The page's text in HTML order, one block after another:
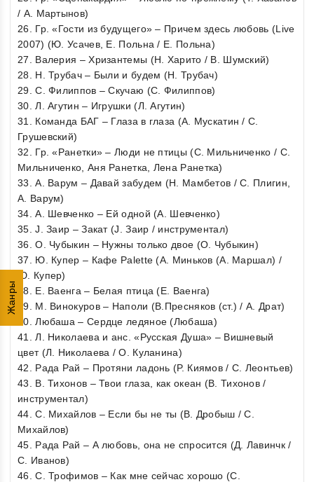
Жанры
/ А. Мартынов)
26. Гр. «Гости из будущего» – Причем здесь любовь (Live
2007) (Ю. Усачев, Е. Польна / Е. Польна)
27. Валерия – Хризантемы (Н. Харито / В. Шумский)
28. Н. Трубач – Были и будем (Н. Трубач)
29. С. Филиппов – Скучаю (С. Филиппов)
30. Л. Агутин – Игрушки (Л. Агутин)
31. Команда БАГ – Глаза в глаза (А. Мускатин / С.
Грушевский)
32. Гр. «Ранетки» – Люди не птицы (С. Мильниченко / С.
Мильниченко, Аня Ранетка, Лена Ранетка)
33. А. Варум – Давай забудем (Н. Мамбетов / С. Плигин,
А. Варум)
34. А. Шевченко – Ей одной (А. Шевченко)
35. J. Заир – Закат (J. Заир / инструментал)
36. О. Чубыкин – Нужны только двое (О. Чубыкин)
37. Ю. Купер – Кафе Palette (А. Миньков (А. Маршал) /
Ю. Купер)
38. Е. Ваенга – Белая птица (Е. Ваенга)
39. М. Винокуров – Наполи (В.Пресняков (ст.) / А. Драт)
40. Любаша – Сердце ледяное (Любаша)
41. Л. Николаева и анс. «Русская Душа» – Вишневый
цвет (Л. Николаева / О. Куланина)
42. Рада Рай – Протяни ладонь (Р. Киямов / С. Леонтьев)
43. В. Тихонов – Твои глаза, как океан (В. Тихонов /
инструментал)
44. С. Михайлов – Если бы не ты (В. Дробыш / С.
Михайлов)
45. Рада Рай – А любовь, она не спросится (Д. Лавинчк /
С. Иванов)
46. С. Трофимов – Как мне сейчас хорошо (С.